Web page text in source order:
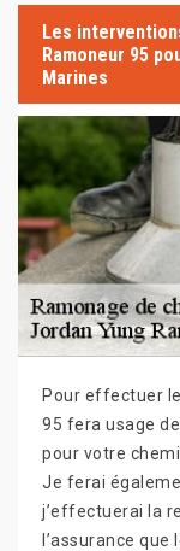
Les
Ramoneur 95
Marines
Pour effectuer
95 fera usage
pour votre
Je ferai
j’effectuerai la
l’assurance